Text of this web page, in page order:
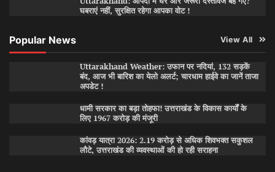
घबराएं नहीं, सुरक्षित रहेगा आपका वोट !
Popular News View All
Uttarakhand Weather: उफान पर नदियां, 132 सड़कें
बंद, आज भी बारिश का येलो अलर्ट; चारधाम हाईवे का जानें ताजा
अपडेट !
धामी सरकार का बड़ा तोहफा! उत्तराखंड के विकास कार्यों के
लिए 1967 करोड़ की मंजूरी
कांवड़ यात्रा 2026: 2.19 करोड़ से अधिक शिवभक्त सकुशल
लौटे, उत्तराखंड की व्यवस्थाओं की हो रही सराहना